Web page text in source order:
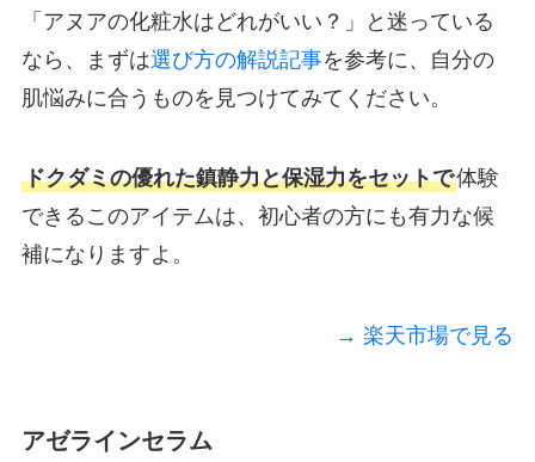
「アヌアの化粧水はどれがいい？」と迷っている
なら、まずは選び方の解説記事を参考に、自分の
肌悩みに合うものを見つけてみてください。
ドクダミの優れた鎮静力と保湿力をセットで体験
できるこのアイテムは、初心者の方にも有力な候
補になりますよ。
→ 楽天市場で見る
アゼラインセラム